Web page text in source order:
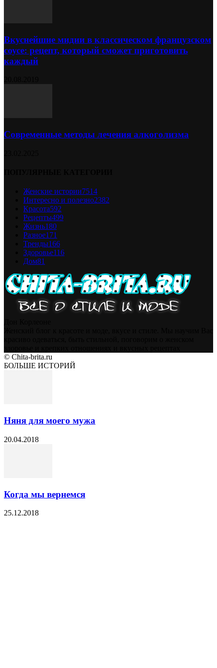
Вкуснейшие мидии в классическом французском
соусе: рецепт, который сможет приготовить
каждый
Современные методы лечения алкоголизма
Женские истории7514
Интересно и полезно2382
Красота592
Рецепты499
Жизнь180
Разное171
Тренды166
Здоровье116
Дом81
© Chita-brita.ru
БОЛЬШЕ ИСТОРИЙ
Няня для моего мужа
20.04.2018
Когда мы вернемся
25.12.2018